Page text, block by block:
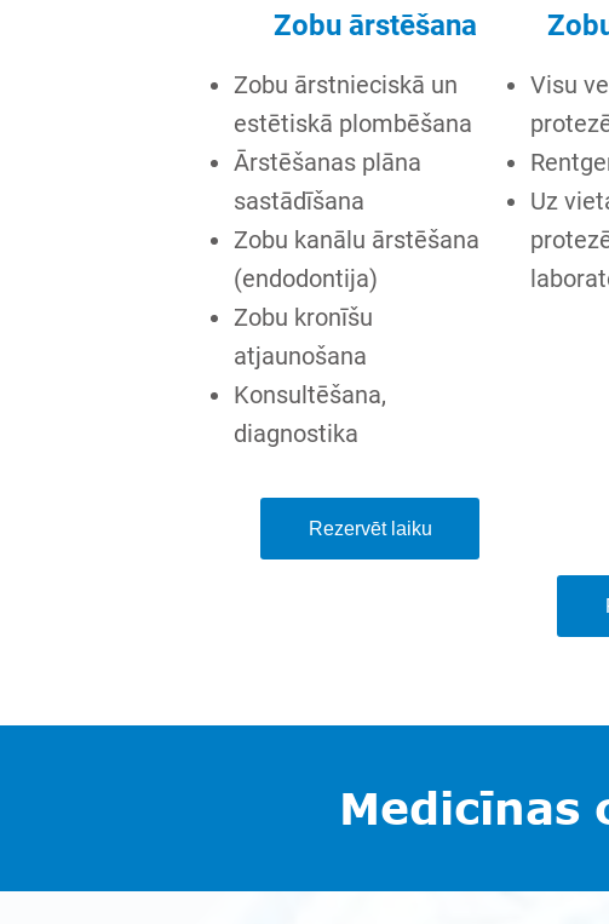
Zobu ārstēšana
Zobu ārstnieciskā un
estētiskā plombēšana
Ārstēšanas plāna
sastādīšana
Zobu kanālu ārstēšana
(endodontija)
Zobu kronīšu
atjaunošana
Konsultēšana,
diagnostika
Rezervēt laiku
Visu
Uz
Medicīnas